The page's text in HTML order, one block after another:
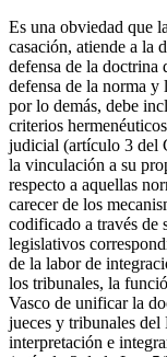
Es una obviedad que
casación, atiende a la
defensa de la doctrina
defensa de la norma y
por lo demás, debe
criterios
judicial (artículo 3 del
la vinculación a su
respecto a aquellas
carecer de los
codificado a través de
legislativos
de la labor de
los tribunales, la
Vasco de unificar la
jueces y tribunales del
interpretación e